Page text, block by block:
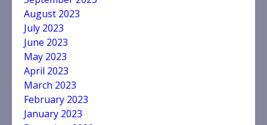
August 2023
July 2023
June 2023
May 2023
April 2023
March 2023
February 2023
January 2023
3